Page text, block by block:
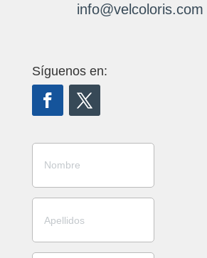
info@velcoloris.com
Síguenos en: